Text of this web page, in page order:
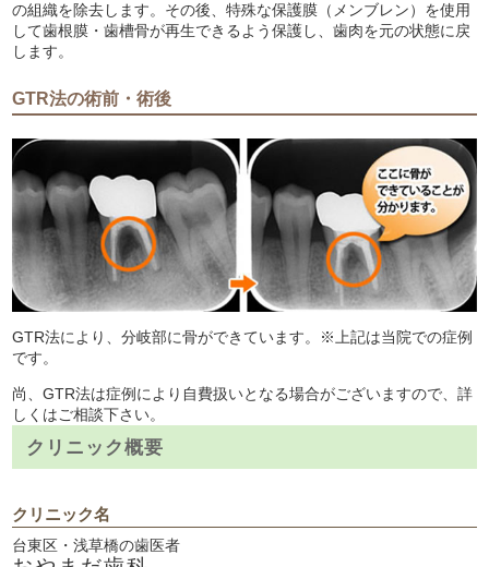
の組織を除去します。その後、特殊な保護膜（メンブレン）を使用
して歯根膜・歯槽骨が再生できるよう保護し、歯肉を元の状態に戻
します。
GTR法の術前・術後
GTR法により、分岐部に骨ができています。※上記は当院での症例
です。
尚、GTR法は症例により自費扱いとなる場合がございますので、詳
しくはご相談下さい。
クリニック概要
クリニック名
台東区・浅草橋の歯医者